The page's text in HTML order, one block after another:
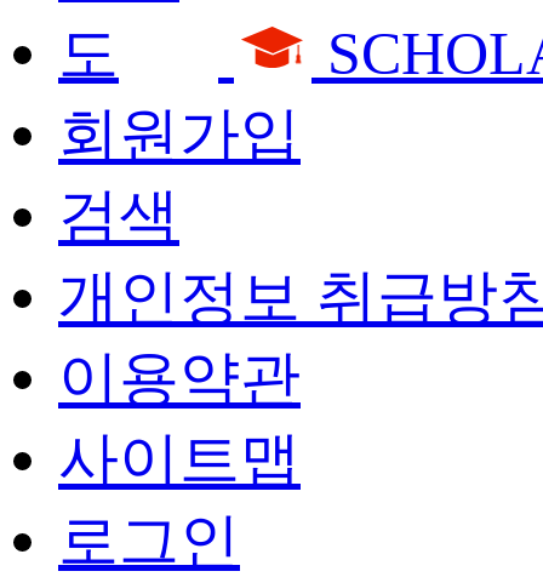
회원가입
검색
개인정보 취급방
이용약관
사이트맵
로그인